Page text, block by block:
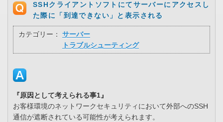
SSHクライアントソフトにてサーバーにアクセスし
た際に「到達できない」と表示される
カテゴリー：
サーバー
トラブルシューティング
『原因として考えられる事1』
お客様環境のネットワークセキュリティにおいて外部へのSSH
通信が遮断されている可能性が考えられます。